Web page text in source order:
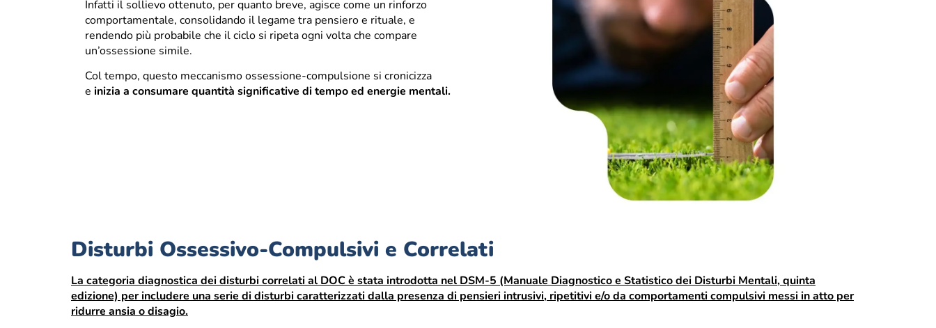
Infatti il sollievo ottenuto, per quanto breve, agisce come un rinforzo
comportamentale, consolidando il legame tra pensiero e rituale, e
rendendo più probabile che il ciclo si ripeta ogni volta che compare
un’ossessione simile.
Col tempo, questo meccanismo ossessione-compulsione si cronicizza
e inizia a consumare quantità significative di tempo ed energie mentali.
Disturbi Ossessivo-Compulsivi e Correlati
La categoria diagnostica dei disturbi correlati al DOC è stata introdotta nel DSM-5 (Manuale Diagnostico e Statistico dei Disturbi Mentali, quinta
edizione) per includere una serie di disturbi caratterizzati dalla presenza di pensieri intrusivi, ripetitivi e/o da comportamenti compulsivi messi in atto per
ridurre ansia o disagio.